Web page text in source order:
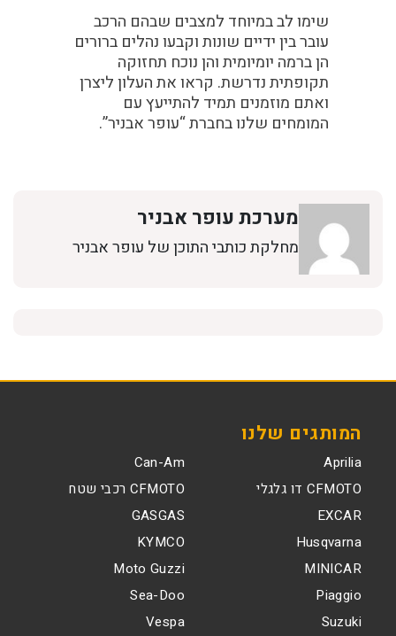
שימו לב במיוחד למצבים שבהם הרכב
עובר בין ידיים שונות וקבעו נהלים ברורים
הן ברמה יומיומית והן נוכח תחזוקה
תקופתית נדרשת. קראו את העלון ליצרן
ואתם מוזמנים תמיד להתייעץ עם
המומחים שלנו בחברת “עופר אבניר”.
מערכת עופר אבניר
מחלקת כותבי התוכן של עופר אבניר
המותגים שלנו
Aprilia
Can-Am
CFMOTO דו גלגלי
CFMOTO רכבי שטח
EXCAR
GASGAS
Husqvarna
KYMCO
MINICAR
Moto Guzzi
Piaggio
Sea-Doo
Suzuki
Vespa